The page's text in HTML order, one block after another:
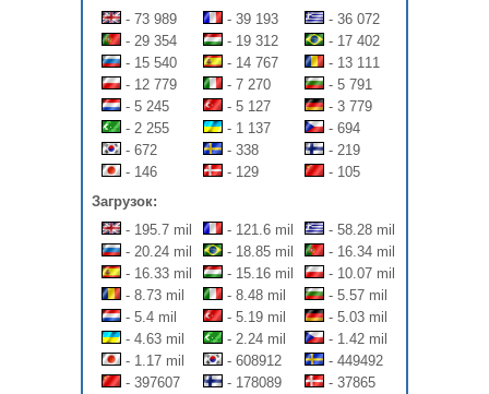
- 73 989
- 39 193
- 36 072
- 29 354
- 19 312
- 17 402
- 15 540
- 14 767
- 13 111
- 12 779
- 7 270
- 5 791
- 5 245
- 5 127
- 3 779
- 2 255
- 1 137
- 694
- 672
- 338
- 219
- 146
- 129
- 105
Загрузок:
- 195.7 mil
- 121.6 mil
- 58.28 mil
- 20.24 mil
- 18.85 mil
- 16.34 mil
- 16.33 mil
- 15.16 mil
- 10.07 mil
- 8.73 mil
- 8.48 mil
- 5.57 mil
- 5.4 mil
- 5.19 mil
- 5.03 mil
- 4.63 mil
- 2.24 mil
- 1.42 mil
- 1.17 mil
- 608912
- 449492
- 397607
- 178089 - 37865